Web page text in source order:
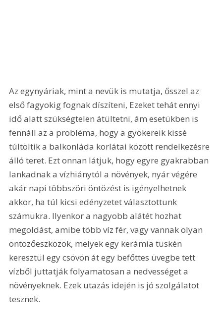
Az egynyáriak, mint a nevük is mutatja, ősszel az
első fagyokig fognak díszíteni, Ezeket tehát ennyi
idő alatt szükségtelen átültetni, ám esetükben is
fennáll az a probléma, hogy a gyökereik kissé
túltöltik a balkonláda korlátai között rendelkezésre
álló teret. Ezt onnan látjuk, hogy egyre gyakrabban
lankadnak a vízhiánytól a növények, nyár végére
akár napi többszöri öntözést is igényelhetnek
akkor, ha túl kicsi edényzetet választottunk
számukra. Ilyenkor a nagyobb alátét hozhat
megoldást, amibe több víz fér, vagy vannak olyan
öntözőeszközök, melyek egy kerámia tüskén
keresztül egy csövön át egy befőttes üvegbe tett
vízből juttatják folyamatosan a nedvességet a
növényeknek. Ezek utazás idején is jó szolgálatot
tesznek.